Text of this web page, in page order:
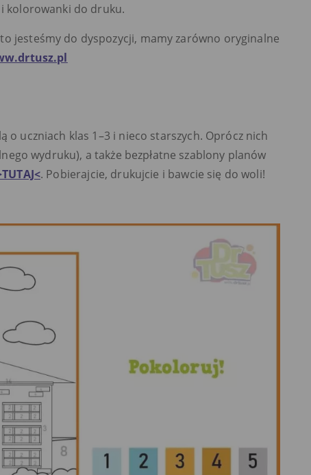
i kolorowanki do druku.
jesteśmy do dyspozycji, mamy zarówno oryginalne
o uczniach klas 1–3 i nieco starszych. Oprócz nich
wydruku), a także bezpłatne szablony planów
. Pobierajcie, drukujcie i bawcie się do woli!